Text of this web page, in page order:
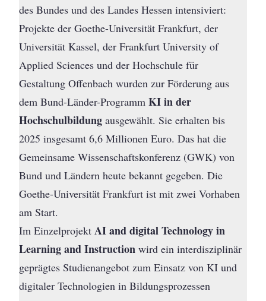
des Bundes und des Landes Hessen intensiviert:
Projekte der Goethe-Universität Frankfurt, der
Universität Kassel, der Frankfurt University of
Applied Sciences und der Hochschule für
Gestaltung Offenbach wurden zur Förderung aus
dem Bund-Länder-ProgrammKI in der
Hochschulbildung ausgewählt. Sie erhalten bis
2025 insgesamt 6,6 Millionen Euro. Das hat die
Gemeinsame Wissenschaftskonferenz (GWK) von
Bund und Ländern heute bekannt gegeben. Die
Goethe-Universität Frankfurt ist mit zwei Vorhaben
am Start.
Im EinzelprojektAI and digital Technology in
Learning and Instruction wird ein interdisziplinär
geprägtes Studienangebot zum Einsatz von KI und
digitaler Technologien in Bildungsprozessen